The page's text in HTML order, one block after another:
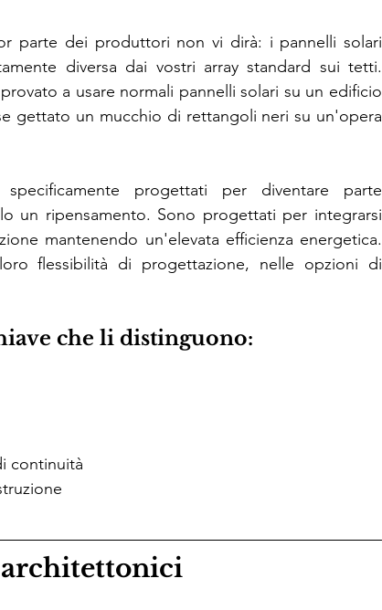
parte dei produttori non vi dirà: i pannelli solari
diversa dai vostri array standard sui tetti.
a usare normali pannelli solari su un edificio
gettato un mucchio di rettangoli neri su un'opera
progettati per diventare parte
un ripensamento. Sono progettati per integrarsi
mantenendo un'elevata efficienza energetica.
flessibilità di progettazione, nelle opzioni di
che li distinguono:
continuità